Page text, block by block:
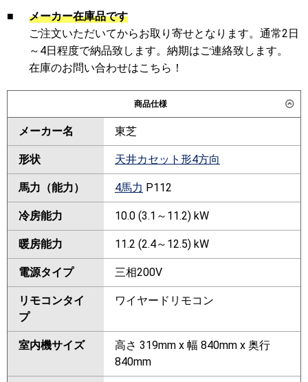
■
メーカー在庫品です
ご注文いただいてからお取り寄せとなります。通常2日
～4日程度で納品致します。納期はご連絡致します。
在庫のお問い合わせはこちら！
商品仕様
メーカー名 東芝
形状 天井カセット形4方向
馬力（能力） 4馬力 P112
冷房能力 10.0 (3.1～11.2) kW
暖房能力 11.2 (2.4～12.5) kW
電源タイプ 三相200V
リモコンタイ
プ
ワイヤードリモコン
室内機サイズ
高さ 319mm x 幅 840mm x 奥行
840mm